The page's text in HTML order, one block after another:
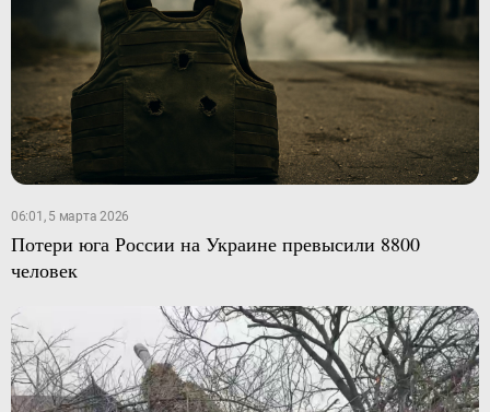
06:01, 5 марта 2026
Потери юга России на Украине превысили 8800
человек